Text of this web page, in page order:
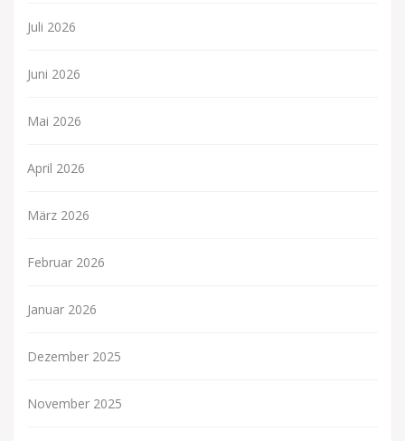
Juli 2026
Juni 2026
Mai 2026
April 2026
März 2026
Februar 2026
Januar 2026
Dezember 2025
November 2025